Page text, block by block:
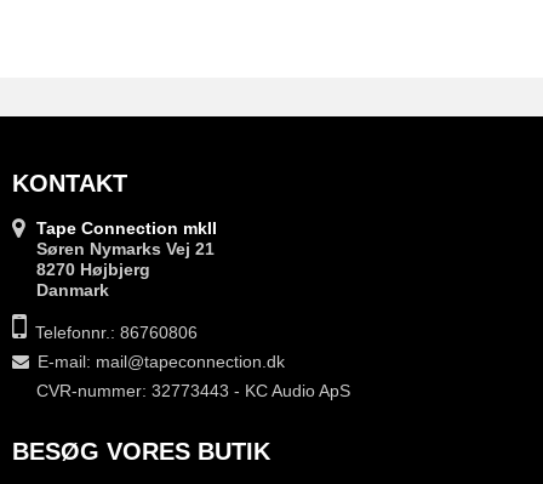
KONTAKT
Tape Connection mkII
Søren Nymarks Vej 21
8270 Højbjerg
Danmark
Telefonnr.: 86760806
E-mail: mail@tapeconnection.dk
CVR-nummer: 32773443 - KC Audio ApS
BESØG VORES BUTIK